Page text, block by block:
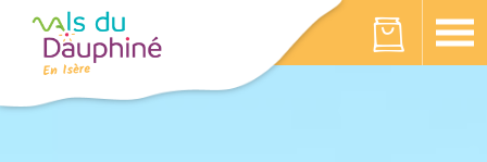
Votre panier est vide
Panneau de gestion des cookies